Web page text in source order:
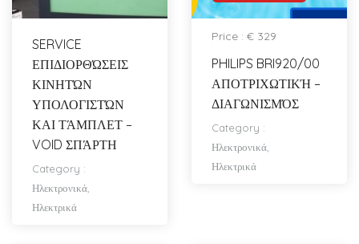
SERVICE
ΕΠΙΔΙΟΡΘΏΣΕΙΣ
ΚΙΝΗΤΏΝ
ΥΠΟΛΟΓΙΣΤΏΝ
ΚΑΙ ΤΆΜΠΛΕΤ –
VOID ΣΠΆΡΤΗ
Category :
Ηλεκτρονικά,
Ηλεκτρικά
Price : € 329
PHILIPS BRI920/00
ΑΠΟΤΡΙΧΩΤΙΚΉ –
ΔΙΑΓΩΝΙΣΜΌΣ
Category :
Ηλεκτρονικά,
Ηλεκτρικά